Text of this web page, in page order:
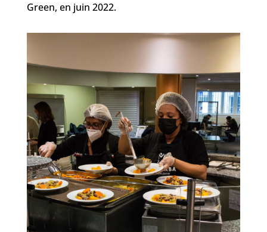
Green, en juin 2022.